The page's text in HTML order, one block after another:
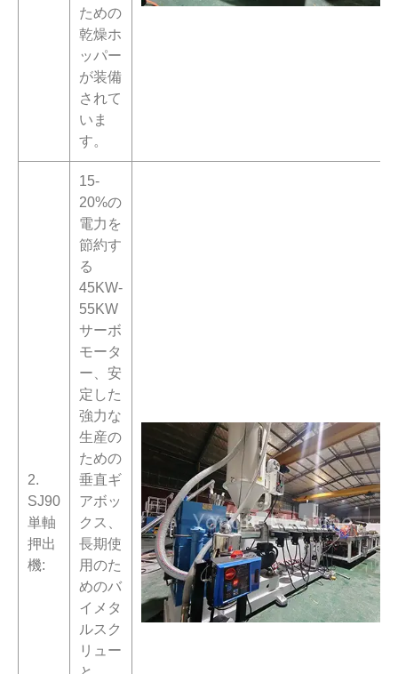
ための
乾燥ホ
ッパー
が装備
されて
いま
す。
2.
SJ90
単軸
押出
機:
15-
20%の
電力を
節約す
る
45KW-
55KW
サーボ
モータ
ー、安
定した
強力な
生産の
ための
垂直ギ
アボッ
クス、
長期使
用のた
めのバ
イメタ
ルスク
リュー